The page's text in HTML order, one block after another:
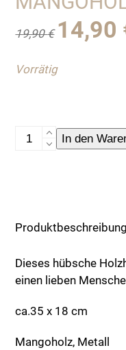
19,90€ Preis
19,90 €
14,90
Vorrätig
Geschenke-
Mangoholz
In den
Produktbeschreibung
Dieses hübsche
einen lieben
ca.35 x 18 cm
Mangoholz, Metall